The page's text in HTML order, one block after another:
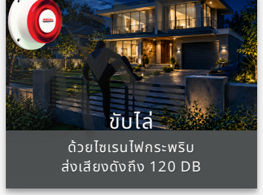
ขับไล่
ด้วยไซเรนไฟกระพริบ
ส่งเสียงดังถึง 120 DB